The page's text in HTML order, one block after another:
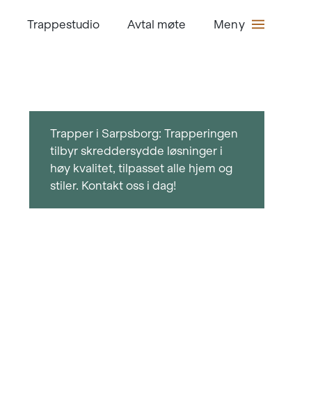
Trappestudio Avtal møte Meny
Trapper i Sarpsborg: Trapperingen
tilbyr skreddersydde løsninger i
høy kvalitet, tilpasset alle hjem og
stiler. Kontakt oss i dag!